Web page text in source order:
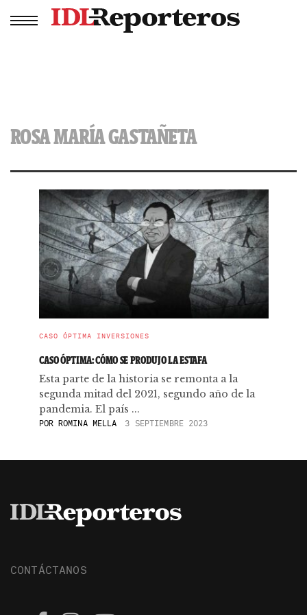
ROSA MARÍA GASTAÑETA
CASO ÓPTIMA INVERSIONES
CASO ÓPTIMA: CÓMO SE PRODUJO LA ESTAFA
Esta parte de la historia se remonta a la
segunda mitad del 2021, segundo año de la
pandemia. El país ...
POR ROMINA MELLA 3 SEPTIEMBRE 2023
CONTÁCTANOS